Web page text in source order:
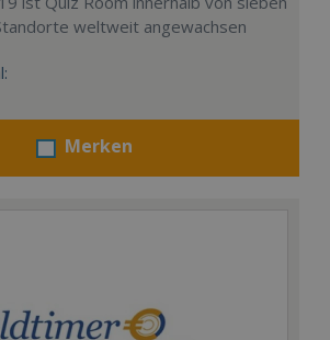
weltweit angewachsen
Merken